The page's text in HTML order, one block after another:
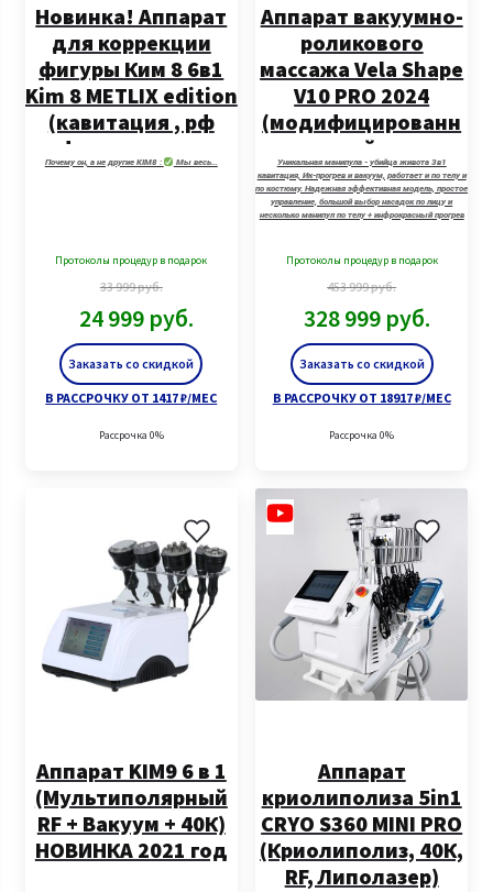
Заказать со скидкой
Новинка! Аппарат
для коррекции
фигуры Ким 8 6в1
Kim 8 METLIX edition
(кавитация , рф
лифтинг по лицу и
телу , вакуум,
Почему он, а не другие KIM8 : Мы весь…
Протоколы процедур в подарок
33 999руб.
24 999 руб.
В РАССРОЧКУ ОТ 1417 ₽/МЕС
Рассрочка 0%
Заказать со скидкой
Аппарат вакуумно-
роликового
массажа Vela Shape
V10 PRO 2024
(модифицированн
ый
Уникальная манипула - убийца живота 3в1
кавитация, Ик-прогрев и вакуум, работает и по телу и
по костюму. Надежная эффективная модель, простое
управление, большой выбор насадок по лицу и
несколько манипул по телу + инфрокрасный прогрев
работу манипул.
Протоколы процедур в подарок
453 999руб.
328 999 руб.
В РАССРОЧКУ ОТ 18917 ₽/МЕС
Рассрочка 0%
Аппарат KIM9 6 в 1
(Мультиполярный
RF + Вакуум + 40К)
НОВИНКА 2021 год
Аппарат
криолиполиза 5in1
CRYO S360 MINI PRO
(Криолиполиз, 40К,
RF, Липолазер)